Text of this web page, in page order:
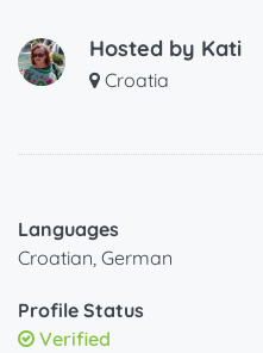
Hosted by Kati
Croatia
Languages
Croatian, German
Profile Status
Verified